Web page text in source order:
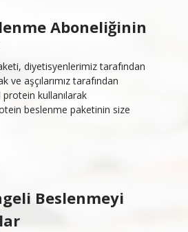
Aboneliğinin
diyetisyenlerimiz tarafından
ve aşçılarımız tarafından
kullanılarak
beslenme paketinin size
Beslenmeyi